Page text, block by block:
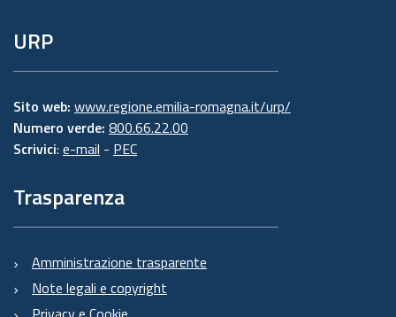
URP
Sito web: www.regione.emilia-romagna.it/urp/
Numero verde: 800.66.22.00
Scrivici: e-mail - PEC
Trasparenza
Amministrazione trasparente
Note legali e copyright